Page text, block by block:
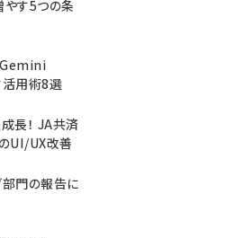
やす5つの条
Gemini
用術8選
長！ JA共済
UI/UX改善
部門の報告に